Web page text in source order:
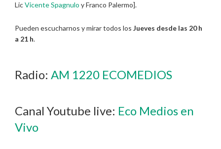
LicVicente Spagnulo y Franco Palermo].
Pueden escucharnos y mirar todos los Jueves desde las 20 h
a 21 h.
Radio: AM 1220 ECOMEDIOS
Canal Youtube live: Eco Medios en
Vivo